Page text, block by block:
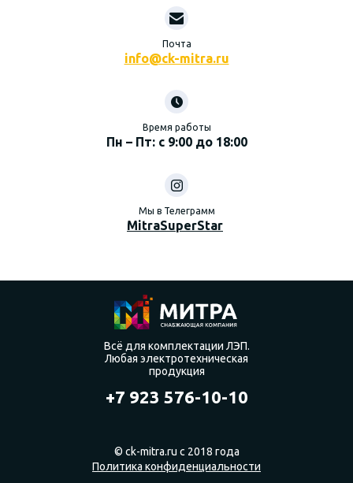
Почта
info@ck-mitra.ru
Время работы
Пн – Пт: с 9:00 до 18:00
Мы в Телеграмм
MitraSuperStar
Всё для комплектации ЛЭП.
Любая электротехническая
продукция
+7 923 576-10-10
© ck-mitra.ru с 2018 года
Политика конфиденциальности